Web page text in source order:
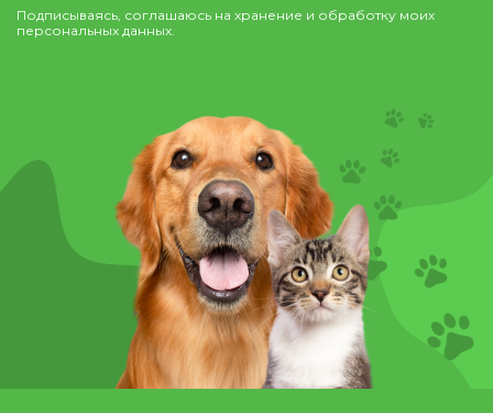
Подписываясь, соглашаюсь на хранение и обработку моих
персональных данных.